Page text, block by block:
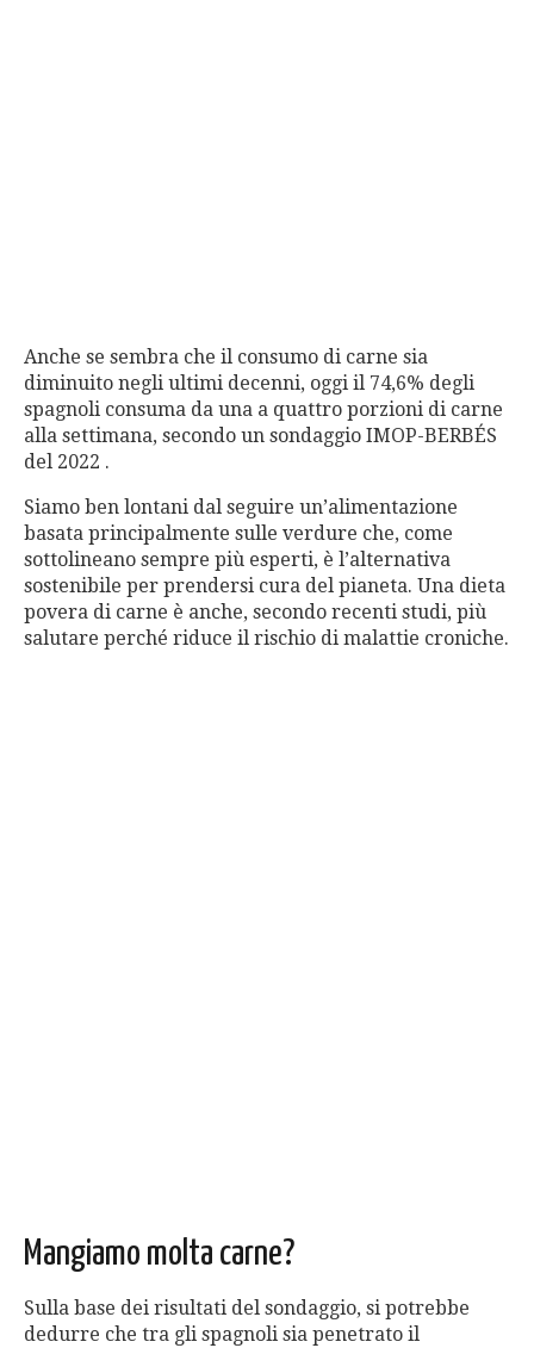
Anche se sembra che il consumo di carne sia
diminuito negli ultimi decenni, oggi il 74,6% degli
spagnoli consuma da una a quattro porzioni di carne
alla settimana, secondo un sondaggio IMOP-BERBÉS
del 2022 .
Siamo ben lontani dal seguire un’alimentazione
basata principalmente sulle verdure che, come
sottolineano sempre più esperti, è l’alternativa
sostenibile per prendersi cura del pianeta. Una dieta
povera di carne è anche, secondo recenti studi, più
salutare perché riduce il rischio di malattie croniche.
Mangiamo molta carne?
Sulla base dei risultati del sondaggio, si potrebbe
dedurre che tra gli spagnoli sia penetrato il